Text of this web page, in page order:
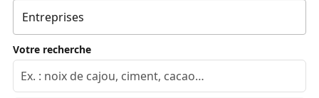
Votre recherche